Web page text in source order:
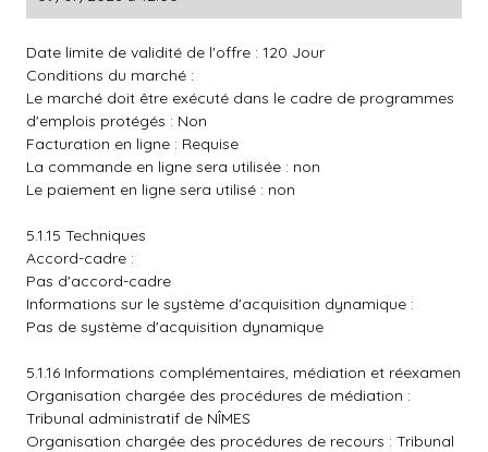
Date limite de validité de l'offre : 120 Jour
Conditions du marché :
Le marché doit être exécuté dans le cadre de programmes
d'emplois protégés : Non
Facturation en ligne : Requise
La commande en ligne sera utilisée : non
Le paiement en ligne sera utilisé : non
5.1.15 Techniques
Accord-cadre :
Pas d'accord-cadre
Informations sur le système d'acquisition dynamique :
Pas de système d'acquisition dynamique
5.1.16 Informations complémentaires, médiation et réexamen
Organisation chargée des procédures de médiation :
Tribunal administratif de NÎMES
Organisation chargée des procédures de recours : Tribunal